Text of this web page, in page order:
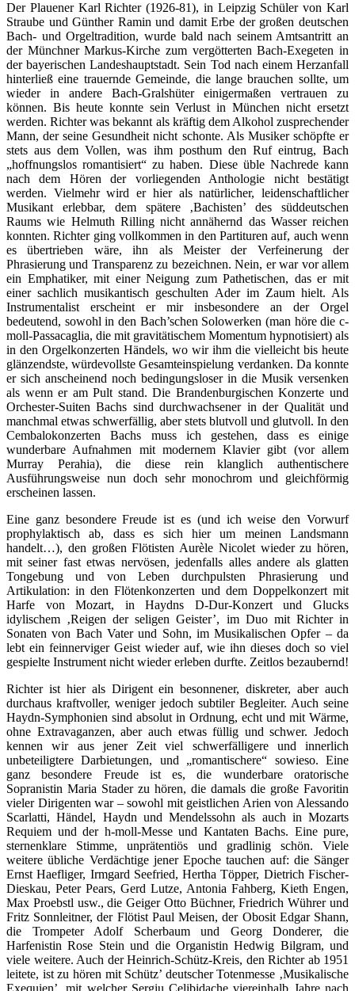
Der Plauener Karl Richter (1926-81), in Leipzig Schüler von Karl
Straube und Günther Ramin und damit Erbe der großen deutschen
Bach- und Orgeltradition, wurde bald nach seinem Amtsantritt an
der Münchner Markus-Kirche zum vergötterten Bach-Exegeten in
der bayerischen Landeshauptstadt. Sein Tod nach einem Herzanfall
hinterließ eine trauernde Gemeinde, die lange brauchen sollte, um
wieder in andere Bach-Gralshüter einigermaßen vertrauen zu
können. Bis heute konnte sein Verlust in München nicht ersetzt
werden. Richter was bekannt als kräftig dem Alkohol zusprechender
Mann, der seine Gesundheit nicht schonte. Als Musiker schöpfte er
stets aus dem Vollen, was ihm posthum den Ruf eintrug, Bach
„hoffnungslos romantisiert“ zu haben. Diese üble Nachrede kann
nach dem Hören der vorliegenden Anthologie nicht bestätigt
werden. Vielmehr wird er hier als natürlicher, leidenschaftlicher
Musikant erlebbar, dem spätere ‚Bachisten’ des süddeutschen
Raums wie Helmuth Rilling nicht annähernd das Wasser reichen
konnten. Richter ging vollkommen in den Partituren auf, auch wenn
es übertrieben wäre, ihn als Meister der Verfeinerung der
Phrasierung und Transparenz zu bezeichnen. Nein, er war vor allem
ein Emphatiker, mit einer Neigung zum Pathetischen, das er mit
einer sachlich musikantisch geschulten Ader im Zaum hielt. Als
Instrumentalist erscheint er mir insbesondere an der Orgel
bedeutend, sowohl in den Bach’schen Solowerken (man höre die c-
moll-Passacaglia, die mit gravitätischem Momentum hypnotisiert) als
in den Orgelkonzerten Händels, wo wir ihm die vielleicht bis heute
glänzendste, würdevollste Gesamteinspielung verdanken. Da konnte
er sich anscheinend noch bedingungsloser in die Musik versenken
als wenn er am Pult stand. Die Brandenburgischen Konzerte und
Orchester-Suiten Bachs sind durchwachsener in der Qualität und
manchmal etwas schwerfällig, aber stets blutvoll und glutvoll. In den
Cembalokonzerten Bachs muss ich gestehen, dass es einige
wunderbare Aufnahmen mit modernem Klavier gibt (vor allem
Murray Perahia), die diese rein klanglich authentischere
Ausführungsweise nun doch sehr monochrom und gleichförmig
erscheinen lassen.
Eine ganz besondere Freude ist es (und ich weise den Vorwurf
prophylaktisch ab, dass es sich hier um meinen Landsmann
handelt…), den großen Flötisten Aurèle Nicolet wieder zu hören,
mit seiner fast etwas nervösen, jedenfalls alles andere als glatten
Tongebung und von Leben durchpulsten Phrasierung und
Artikulation: in den Flötenkonzerten und dem Doppelkonzert mit
Harfe von Mozart, in Haydns D-Dur-Konzert und Glucks
idylischem ‚Reigen der seligen Geister’, im Duo mit Richter in
Sonaten von Bach Vater und Sohn, im Musikalischen Opfer – da
lebt ein feinnerviger Geist wieder auf, wie ihn dieses doch so viel
gespielte Instrument nicht wieder erleben durfte. Zeitlos bezaubernd!
Richter ist hier als Dirigent ein besonnener, diskreter, aber auch
durchaus kraftvoller, weniger jedoch subtiler Begleiter. Auch seine
Haydn-Symphonien sind absolut in Ordnung, echt und mit Wärme,
ohne Extravaganzen, aber auch etwas füllig und schwer. Jedoch
kennen wir aus jener Zeit viel schwerfälligere und innerlich
unbeteiligtere Darbietungen, und „romantischere“ sowieso. Eine
ganz besondere Freude ist es, die wunderbare oratorische
Sopranistin Maria Stader zu hören, die damals die große Favoritin
vieler Dirigenten war – sowohl mit geistlichen Arien von Alessando
Scarlatti, Händel, Haydn und Mendelssohn als auch in Mozarts
Requiem und der h-moll-Messe und Kantaten Bachs. Eine pure,
sternenklare Stimme, unprätentiös und gradlinig schön. Viele
weitere übliche Verdächtige jener Epoche tauchen auf: die Sänger
Ernst Haefliger, Irmgard Seefried, Hertha Töpper, Dietrich Fischer-
Dieskau, Peter Pears, Gerd Lutze, Antonia Fahberg, Kieth Engen,
Max Proebstl usw., die Geiger Otto Büchner, Friedrich Wührer und
Fritz Sonnleitner, der Flötist Paul Meisen, der Obosit Edgar Shann,
die Trompeter Adolf Scherbaum und Georg Donderer, die
Harfenistin Rose Stein und die Organistin Hedwig Bilgram, und
viele weitere. Auch der Heinrich-Schütz-Kreis, den Richter ab 1951
leitete, ist zu hören mit Schütz’ deutscher Totenmesse ‚Musikalische